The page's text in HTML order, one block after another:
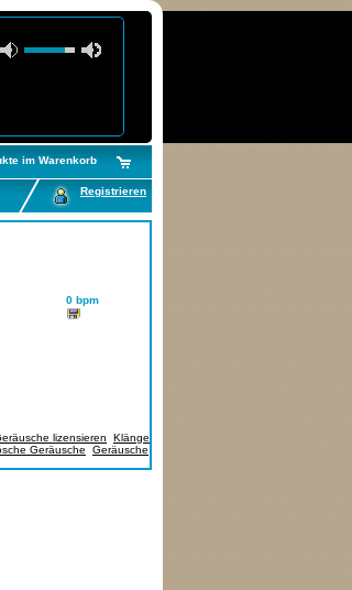
im Warenkorb
Registrieren
0 bpm
lizensieren
Klänge
Geräusche
Geräusche